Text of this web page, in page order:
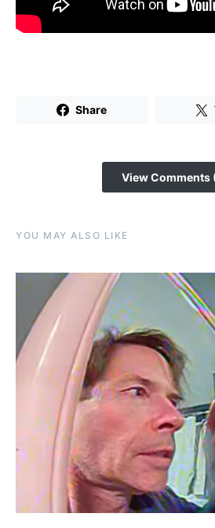
Share
View Comments
YOU MAY ALSO LIKE